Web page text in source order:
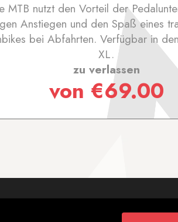
MTB nutzt den Vorteil der
Anstiegen und den Spaß eines
bei Abfahrten. Verfügbar in
XL.
zu verlassen
von €69.00